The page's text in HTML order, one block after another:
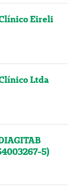
Eireli
Ltda
5)